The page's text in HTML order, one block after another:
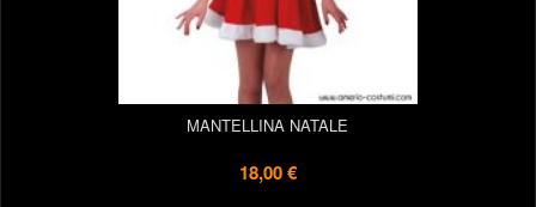
MANTELLINA NATALE
18,00 €